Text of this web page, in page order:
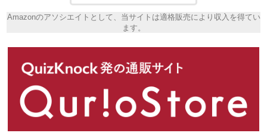
Amazonのアソシエイトとして、当サイトは適格販売により収入を得てい
ます。